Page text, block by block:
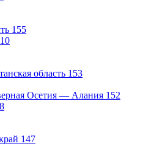
155
область 153
Осетия — Алания 152
147